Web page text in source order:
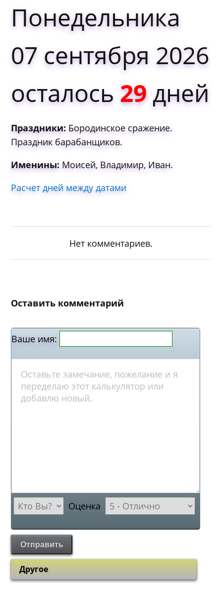
Понедельника
07 сентября 2026
осталось 29дней
Праздники: Бородинское сражение.
Праздник барабанщиков.
Именины: Моисей, Владимир, Иван.
Расчет дней между датами
Нет комментариев.
Оставить комментарий
Ваше имя:
Оценка
Отправить
Другое